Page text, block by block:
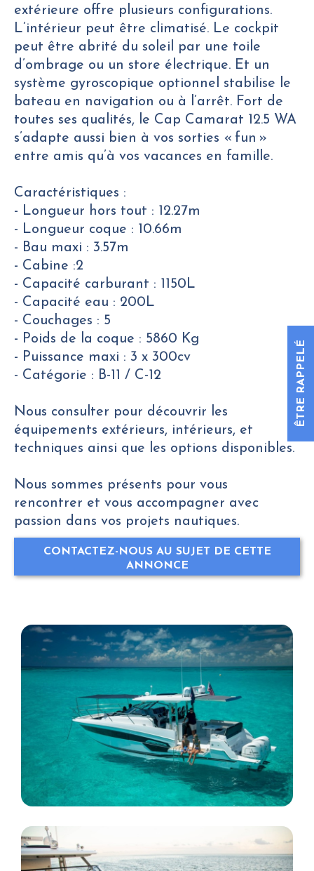
ÊTRE RAPPELÉ
extérieure offre plusieurs configurations.
L’intérieur peut être climatisé. Le cockpit
peut être abrité du soleil par une toile
d’ombrage ou un store électrique. Et un
système gyroscopique optionnel stabilise le
bateau en navigation ou à l’arrêt. Fort de
toutes ses qualités, le Cap Camarat 12.5 WA
s’adapte aussi bien à vos sorties « fun »
entre amis qu’à vos vacances en famille.
Caractéristiques :
- Longueur hors tout : 12.27m
- Longueur coque : 10.66m
- Bau maxi : 3.57m
- Cabine :2
- Capacité carburant : 1150L
- Capacité eau : 200L
- Couchages : 5
- Poids de la coque : 5860 Kg
- Puissance maxi : 3 x 300cv
- Catégorie : B-11 / C-12
Nous consulter pour découvrir les
équipements extérieurs, intérieurs, et
techniques ainsi que les options disponibles.
Nous sommes présents pour vous
rencontrer et vous accompagner avec
passion dans vos projets nautiques.
CONTACTEZ-NOUS AU SUJET DE CETTE
ANNONCE